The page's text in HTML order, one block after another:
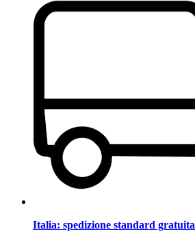
Italia: spedizione standard gratuita